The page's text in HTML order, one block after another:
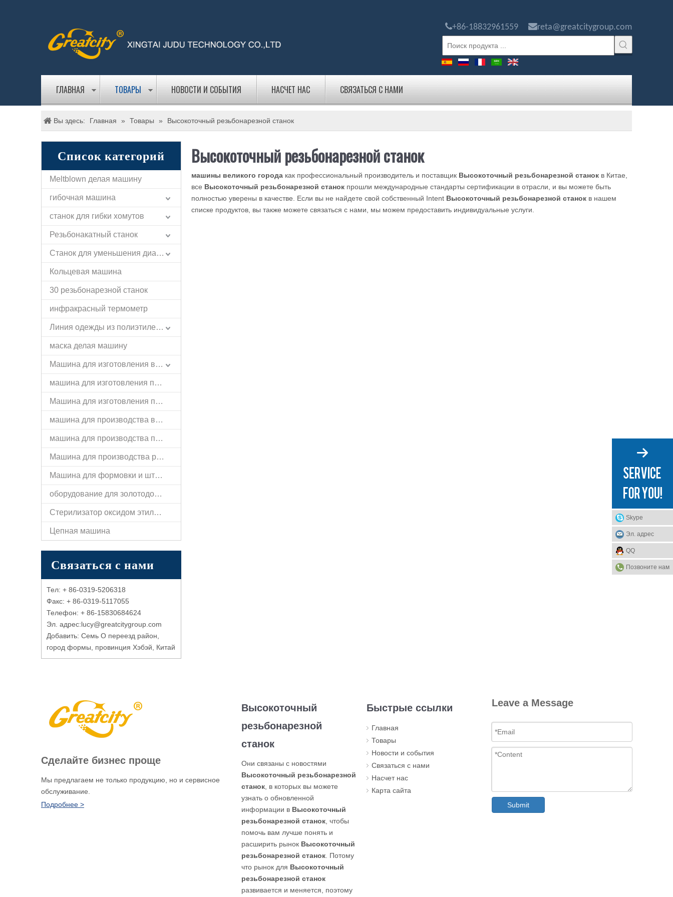
+86-18832961559 reta@greatcitygroup.com
ГЛАВНАЯ ТОВАРЫ НОВОСТИ И СОБЫТИЯ НАСЧЕТ НАС СВЯЗАТЬСЯ С НАМИ
Вы здесь: Главная » Товары » Высокоточный резьбонарезной станок
Список категорий
Meltblown делая машину
гибочная машина
станок для гибки хомутов
Резьбонакатный станок
Станок для уменьшения диаметра
Кольцевая машина
30 резьбонарезной станок
инфракрасный термометр
Линия одежды из полиэтилена и пластика
маска делая машину
Машина для изготовления вешалок
машина для изготовления пружин
Машина для изготовления пряжек
машина для производства валиков
машина для производства проволоки
Машина для производства ручек
Машина для формовки и штамповки плоских полос
оборудование для золотодобычи
Стерилизатор оксидом этилена
Цепная машина
Связаться с нами
Тел: + 86-0319-5206318
Факс: + 86-0319-5117055
Телефон: + 86-15830684624
Эл. адрес:lucy@greatcitygroup.com
Добавить: Семь O переезд район,
город формы, провинция Хэбэй, Китай
Высокоточный резьбонарезной станок
машины великого города как профессиональный производитель и поставщик Высокоточный резьбонарезной станок в Китае,
все Высокоточный резьбонарезной станок прошли международные стандарты сертификации в отрасли, и вы можете быть
полностью уверены в качестве. Если вы не найдете свой собственный Intent Высокоточный резьбонарезной станок в нашем
списке продуктов, вы также можете связаться с нами, мы можем предоставить индивидуальные услуги.
Skype
Эл. адрес
QQ
Позвоните нам
Сделайте бизнес проще
Мы предлагаем не только продукцию, но и сервисное
обслуживание.
Подробнее >
Высокоточный
резьбонарезной
станок
Они связаны с новостями
Высокоточный резьбонарезной
станок , в которых вы можете
узнать о обновленной
информации в Высокоточный
резьбонарезной станок , чтобы
помочь вам лучше понять и
расширить рынок Высокоточный
резьбонарезной станок . Потому
что рынок для Высокоточный
резьбонарезной станок
развивается и меняется, поэтому
Быстрые ссылки
Главная
Товары
Новости и события
Связаться с нами
Насчет нас
Карта сайта
Leave a Message
Submit